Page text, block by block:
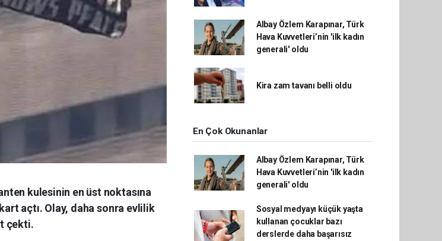
kulesinin en üst noktasına
açtı. Olay, daha sonra evlilik
çekti.
Albay Özlem Karapınar, Türk
Hava Kuvvetleri’nin 'ilk kadın
generali' oldu
Kira zam tavanı belli oldu
En Çok Okunanlar
Albay Özlem Karapınar, Türk
Hava Kuvvetleri’nin 'ilk kadın
generali' oldu
Sosyal medyayı küçük yaşta
kullanan çocuklar bazı
derslerde daha başarısız